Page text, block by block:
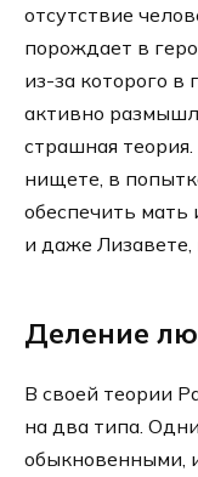
отсутствие
порождает в
из-за которого в
активно
страшная
нищете, в
обеспечить
и даже Лизавете,
Деление
В своей теории
на два типа.
обыкновенными,